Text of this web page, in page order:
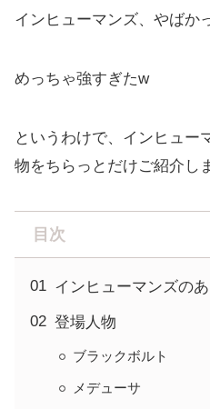
インヒューマンズ、やばか
めっちゃ強すぎたw
というわけで、インヒュー
物をちらっとだけご紹介し
目次
インヒューマンズの
登場人物
ブラックボルト
メデューサ